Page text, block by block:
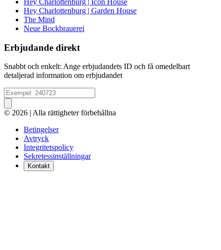
Hey Charlottenburg | Icon House
Hey Charlottenburg | Garden House
The Mind
Neue Bockbrauerei
Erbjudande direkt
Snabbt och enkelt: Ange erbjudandets ID och få omedelbart
detaljerad information om erbjudandet
© 2026 | Alla rättigheter förbehållna
Betingelser
Avtryck
Integritetspolicy
Sekretessinställningar
Kontakt